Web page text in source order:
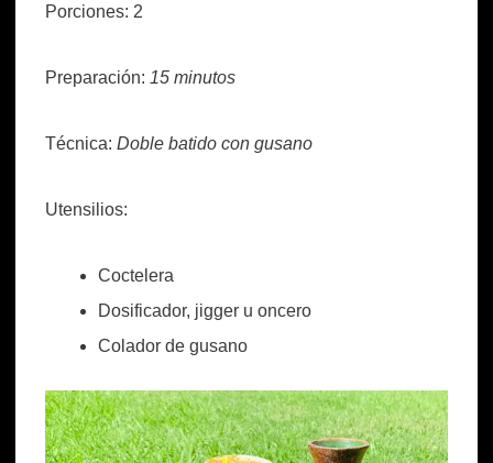
Porciones: 2
Preparación: 15 minutos
Técnica: Doble batido con gusano
Utensilios:
Coctelera
Dosificador, jigger u oncero
Colador de gusano